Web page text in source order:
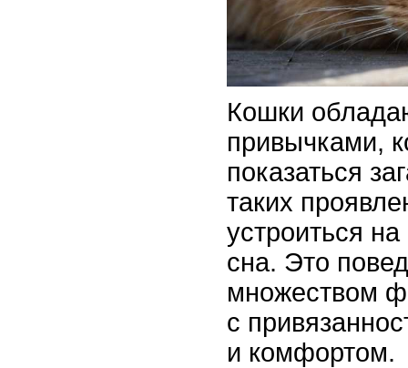
Кошки
привычками,
показаться
таких
устроиться
сна. Это
множеством
с
и комфортом.